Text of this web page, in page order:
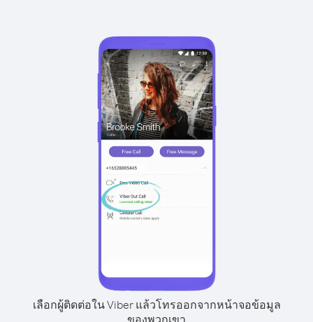
เลือกผู้ติดต่อใน Viber แล้วโทรออกจากหน้าจอข้อมูล
ของพวกเขา